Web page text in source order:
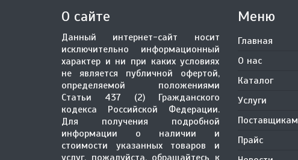
О сайте
Данный интернет-сайт носит
исключительно информационный
характер и ни при каких условиях
не является публичной офертой,
определяемой положениями
Статьи 437 (2) Гражданского
кодекса Российской Федерации.
Для получения подробной
информации о наличии и
стоимости указанных товаров и
услуг, пожалуйста, обращайтесь к
Меню
Главная
О нас
Каталог
Услуги
Поставщикам
Прайс